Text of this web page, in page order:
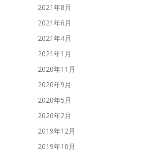
2021年8月
2021年6月
2021年4月
2021年1月
2020年11月
2020年9月
2020年5月
2020年2月
2019年12月
2019年10月